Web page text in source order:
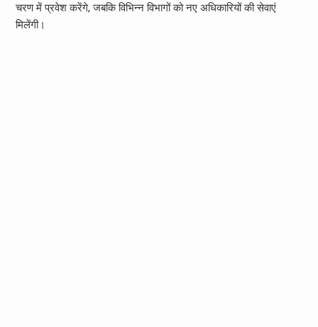
चरण में प्रवेश करेंगे, जबकि विभिन्न विभागों को नए अधिकारियों की सेवाएं
मिलेंगी।